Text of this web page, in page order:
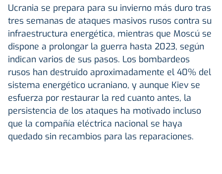
Ucrania se prepara para su invierno más duro tras
tres semanas de ataques masivos rusos contra su
infraestructura energética, mientras que Moscú se
dispone a prolongar la guerra hasta 2023, según
indican varios de sus pasos. Los bombardeos
rusos han destruido aproximadamente el 40% del
sistema energético ucraniano, y aunque Kiev se
esfuerza por restaurar la red cuanto antes, la
persistencia de los ataques ha motivado incluso
que la compañía eléctrica nacional se haya
quedado sin recambios para las reparaciones.